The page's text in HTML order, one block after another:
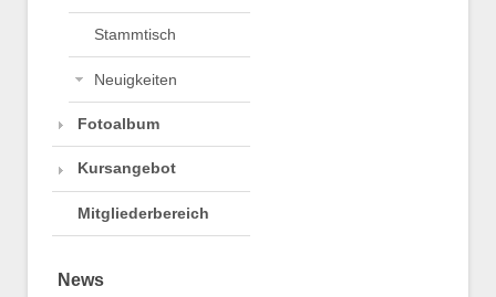
Stammtisch
Neuigkeiten
Fotoalbum
Kursangebot
Mitgliederbereich
News